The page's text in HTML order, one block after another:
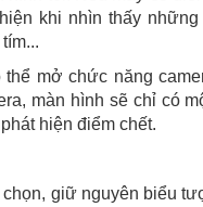
khi nhìn thấy
thể mở chức năng
màn hình sẽ chỉ có
hiện điểm chết.
giữ nguyên biểu